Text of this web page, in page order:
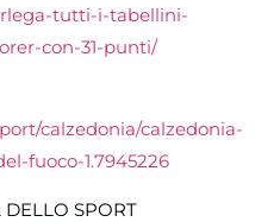
tutti-i-tabellini-
con-31-punti/
calzedonia/calzedonia-
fuoco-1.7945226
DELLO SPORT